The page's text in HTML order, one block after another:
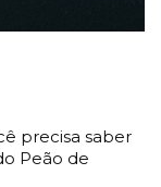
precisa saber
Peão de